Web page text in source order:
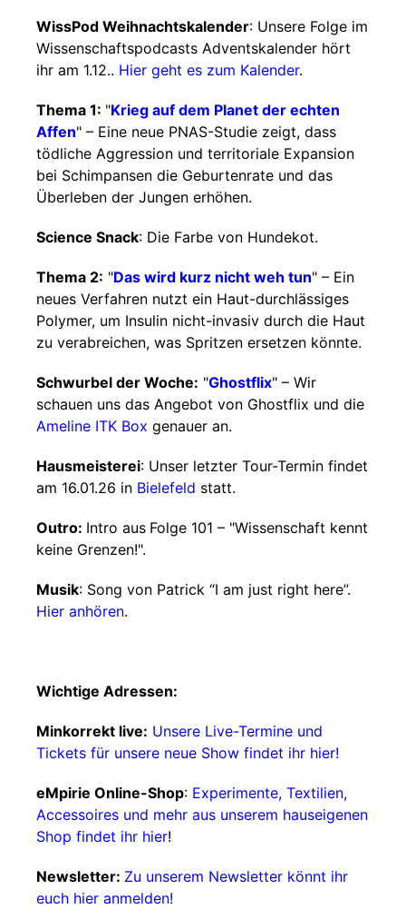
WissPod Weihnachtskalender: Unsere Folge im
Wissenschaftspodcasts Adventskalender hört
ihr am 1.12.. Hier geht es zum Kalender.
Thema 1: "Krieg auf dem Planet der echten
Affen" – Eine neue PNAS-Studie zeigt, dass
tödliche Aggression und territoriale Expansion
bei Schimpansen die Geburtenrate und das
Überleben der Jungen erhöhen.
Science Snack: Die Farbe von Hundekot.
Thema 2: "Das wird kurz nicht weh tun" – Ein
neues Verfahren nutzt ein Haut-durchlässiges
Polymer, um Insulin nicht-invasiv durch die Haut
zu verabreichen, was Spritzen ersetzen könnte.
Schwurbel der Woche: "Ghostflix" – Wir
schauen uns das Angebot von Ghostflix und die
Ameline ITK Box genauer an.
Hausmeisterei: Unser letzter Tour-Termin findet
am 16.01.26 in Bielefeld statt.
Outro: Intro aus Folge 101 – "Wissenschaft kennt
keine Grenzen!".
Musik: Song von Patrick “I am just right here”.
Hier anhören.
Wichtige Adressen:
Minkorrekt live: Unsere Live-Termine und
Tickets für unsere neue Show findet ihr hier!
eMpirie Online-Shop: Experimente, Textilien,
Accessoires und mehr aus unserem hauseigenen
Shop findet ihr hier!
Newsletter: Zu unserem Newsletter könnt ihr
euch hier anmelden!